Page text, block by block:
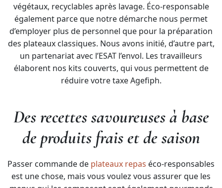
végétaux, recyclables après lavage. Éco-responsable
également parce que notre démarche nous permet
d’employer plus de personnel que pour la préparation
des plateaux classiques. Nous avons initié, d’autre part,
un partenariat avec l’ESAT l’envol. Les travailleurs
élaborent nos kits couverts, qui vous permettent de
réduire votre taxe Agefiph.
Des recettes savoureuses à base
de produits frais et de saison
Passer commande de plateaux repas éco-responsables
est une chose, mais vous voulez vous assurer que les